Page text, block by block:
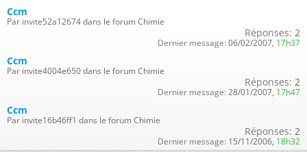
Ccm
Par invite52a12674 dans le forum Chimie
Réponses: 2
Dernier message: 06/02/2007, 17h37
Ccm
Par invite4004e650 dans le forum Chimie
Réponses: 2
Dernier message: 28/01/2007, 17h47
Ccm
Par invite16b46ff1 dans le forum Chimie
Réponses: 2
Dernier message: 15/11/2006, 18h32